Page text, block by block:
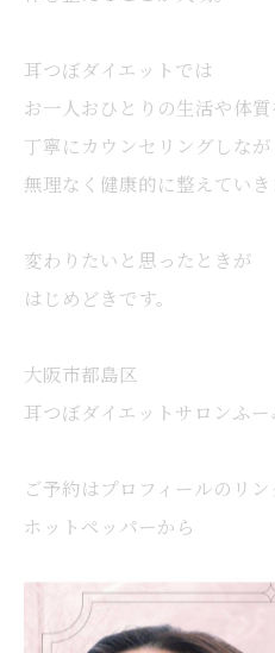
耳つぼダイエットでは
お一人おひとりの生活や体質
丁寧にカウンセリングしなが
無理なく健康的に整えていき
変わりたいと思ったときが
はじめどきです。
大阪市都島区
耳つぼダイエットサロンふー
ご予約はプロフィールのリン
ホットペッパーから